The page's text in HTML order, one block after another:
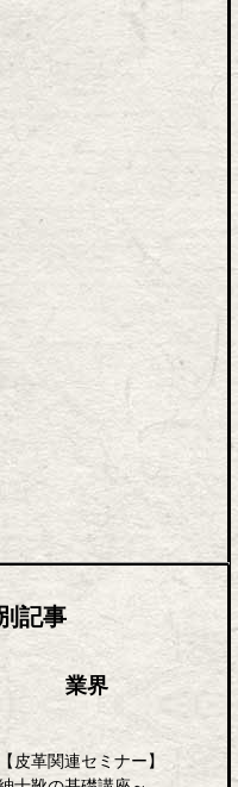
記事
業界
【皮革関連セミナー】